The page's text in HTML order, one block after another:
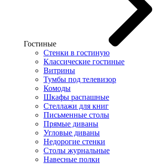
Гостиные
Стенки в гостиную
Классические гостиные
Витрины
Тумбы под телевизор
Комоды
Шкафы распашные
Стеллажи для книг
Письменные столы
Прямые диваны
Угловые диваны
Недорогие стенки
Столы журнальные
Навесные полки